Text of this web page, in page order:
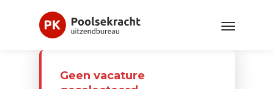
Geen vacature